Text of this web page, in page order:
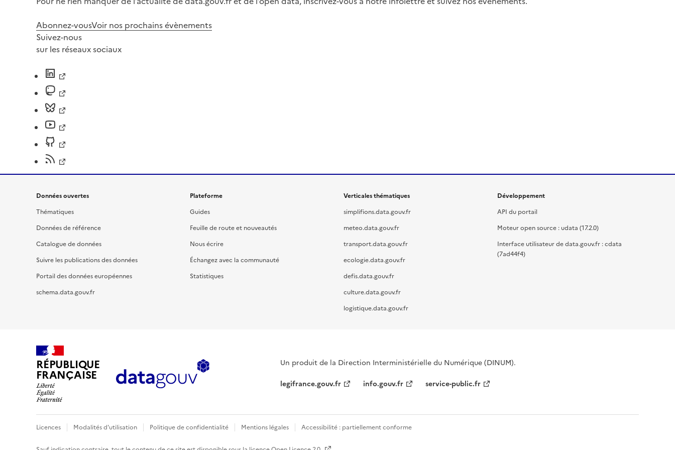
Abonnez-vousVoir nos prochains évènements
Suivez-nous
sur les réseaux sociaux
Données ouvertes
Thématiques
Données de référence
Catalogue de données
Suivre les publications des données
Portail des données européennes
schema.data.gouv.fr
Plateforme
Guides
Feuille de route et nouveautés
Nous écrire
Échangez avec la communauté
Statistiques
Verticales thématiques
simplifions.data.gouv.fr
meteo.data.gouv.fr
transport.data.gouv.fr
ecologie.data.gouv.fr
defis.data.gouv.fr
culture.data.gouv.fr
logistique.data.gouv.fr
Développement
API du portail
Moteur open source : udata (17.2.0)
Interface utilisateur de data.gouv.fr : cdata
(7ad44f4)
RÉPUBLIQUE
FRANÇAISE
Un produit de la Direction Interministérielle du Numérique (DINUM).
legifrance.gouv.fr
info.gouv.fr service-public.fr
Licences Modalités d'utilisation Politique de confidentialité Mentions légales Accessibilité : partiellement conforme